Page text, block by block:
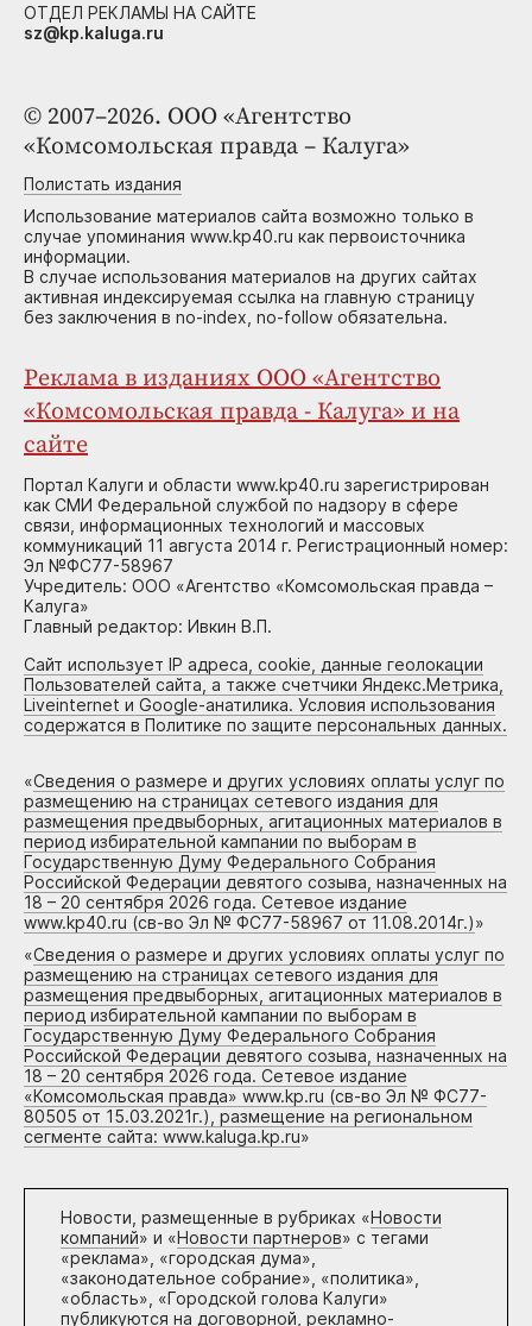
© 2007–2026. ООО «Агентство
«Комсомольская правда – Калуга»
Полистать издания
Использование материалов сайта возможно только в
случае упоминания www.kp40.ru как первоисточника
информации.
В случае использования материалов на других сайтах
активная индексируемая ссылка на главную страницу
без заключения в no-index, no-follow обязательна.
Реклама в изданиях ООО «Агентство
«Комсомольская правда - Калуга» и на
сайте
Портал Калуги и области www.kp40.ru зарегистрирован
как СМИ Федеральной службой по надзору в сфере
связи, информационных технологий и массовых
коммуникаций 11 августа 2014 г. Регистрационный номер:
Эл №ФС77-58967
Учредитель: ООО «Агентство «Комсомольская правда –
Калуга»
Главный редактор: Ивкин В.П.
Сайт использует IP адреса, cookie, данные геолокации
Пользователей сайта, а также счетчики Яндекс.Метрика,
Liveinternet и Google-анатилика. Условия использования
содержатся в Политике по защите персональных данных.
«Сведения о размере и других условиях оплаты услуг по
размещению на страницах сетевого издания для
размещения предвыборных, агитационных материалов в
период избирательной кампании по выборам в
Государственную Думу Федерального Собрания
Российской Федерации девятого созыва, назначенных на
18 – 20 сентября 2026 года. Сетевое издание
www.kp40.ru (св-во Эл № ФС77-58967 от 11.08.2014г.)»
«Сведения о размере и других условиях оплаты услуг по
размещению на страницах сетевого издания для
размещения предвыборных, агитационных материалов в
период избирательной кампании по выборам в
Государственную Думу Федерального Собрания
Российской Федерации девятого созыва, назначенных на
18 – 20 сентября 2026 года. Сетевое издание
«Комсомольская правда» www.kp.ru (св-во Эл № ФС77-
80505 от 15.03.2021г.), размещение на региональном
сегменте сайта: www.kaluga.kp.ru»
Новости, размещенные в рубриках «Новости
компаний» и «Новости партнеров» с тегами
«реклама», «городская дума»,
«законодательное собрание», «политика»,
«область», «Городской голова Калуги»
публикуются на договорной, рекламно-
ОТДЕЛ РЕКЛАМЫ НА САЙТЕ
sz@kp.kaluga.ru